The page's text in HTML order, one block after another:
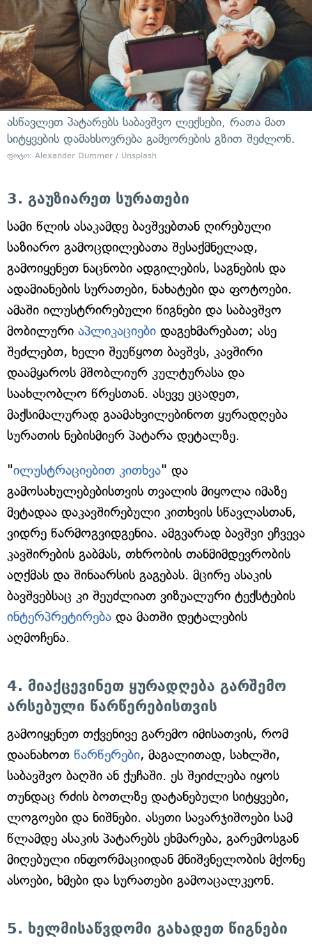
ასწავლეთ პატარებს საბავშვო ლექსები, რათა მათ
სიტყვების დამახსოვრება გამეორების გზით შეძლონ.
ფოტო: Alexander Dummer / Unsplash
3. გაუზიარეთ სურათები
სამი წლის ასაკამდე ბავშვებთან ღირებული
საზიარო გამოცდილებათა შესაქმნელად,
გამოიყენეთ ნაცნობი ადგილების, საგნების და
ადამიანების სურათები, ნახატები და ფოტოები.
ამაში ილუსტრირებული წიგნები და საბავშვო
მობილური აპლიკაციები დაგეხმარებათ; ასე
შეძლებთ, ხელი შეუწყოთ ბავშვს, კავშირი
დაამყაროს მშობლიურ კულტურასა და
საახლობლო წრესთან. ასევე ეცადეთ,
მაქსიმალურად გაამახვილებინოთ ყურადღება
სურათის ნებისმიერ პატარა დეტალზე.
"ილუსტრაციებით კითხვა" და
გამოსახულებებისთვის თვალის მიყოლა იმაზე
მეტადაა დაკავშირებული კითხვის სწავლასთან,
ვიდრე წარმოგვიდგენია. ამგვარად ბავშვი ეჩვევა
კავშირების გაბმას, თხრობის თანმიმდევრობის
აღქმას და შინაარსის გაგებას. მცირე ასაკის
ბავშვებსაც კი შეუძლიათ ვიზუალური ტექსტების
ინტერპრეტირება და მათში დეტალების
აღმოჩენა.
4. მიაქცევინეთ ყურადღება გარშემო
არსებული წარწერებისთვის
გამოიყენეთ თქვენივე გარემო იმისათვის, რომ
დაანახოთ წარწერები, მაგალითად, სახლში,
საბავშვო ბაღში ან ქუჩაში. ეს შეიძლება იყოს
თუნდაც რძის ბოთლზე დატანებული სიტყვები,
ლოგოები და ნიშნები. ასეთი სავარჯიშოები სამ
წლამდე ასაკის პატარებს ეხმარება, გარემოსგან
მიღებული ინფორმაციიდან მნიშვნელობის მქონე
ასოები, ხმები და სურათები გამოაცალკეონ.
5. ხელმისაწვდომი გახადეთ წიგნები